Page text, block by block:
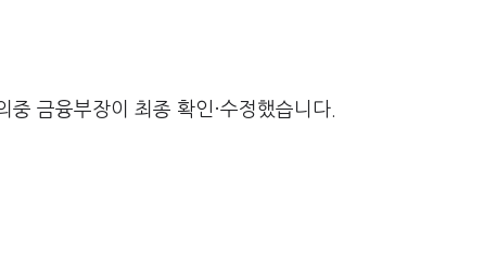
금융부장이 최종 확인·수정했습니다.